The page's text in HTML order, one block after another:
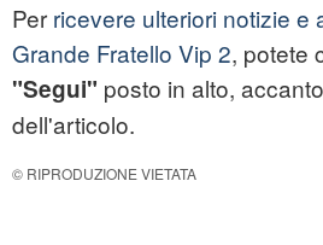
Per ricevere ulteriori notizie e
Grande Fratello Vip 2, potete
"Segui" posto in alto,
dell'articolo.
© RIPRODUZIONE VIETATA